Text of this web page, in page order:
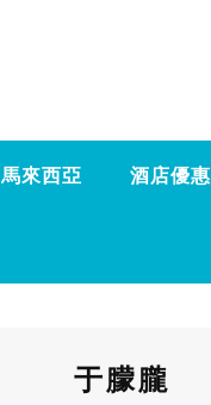
馬來西亞 酒店優惠
于朦朧